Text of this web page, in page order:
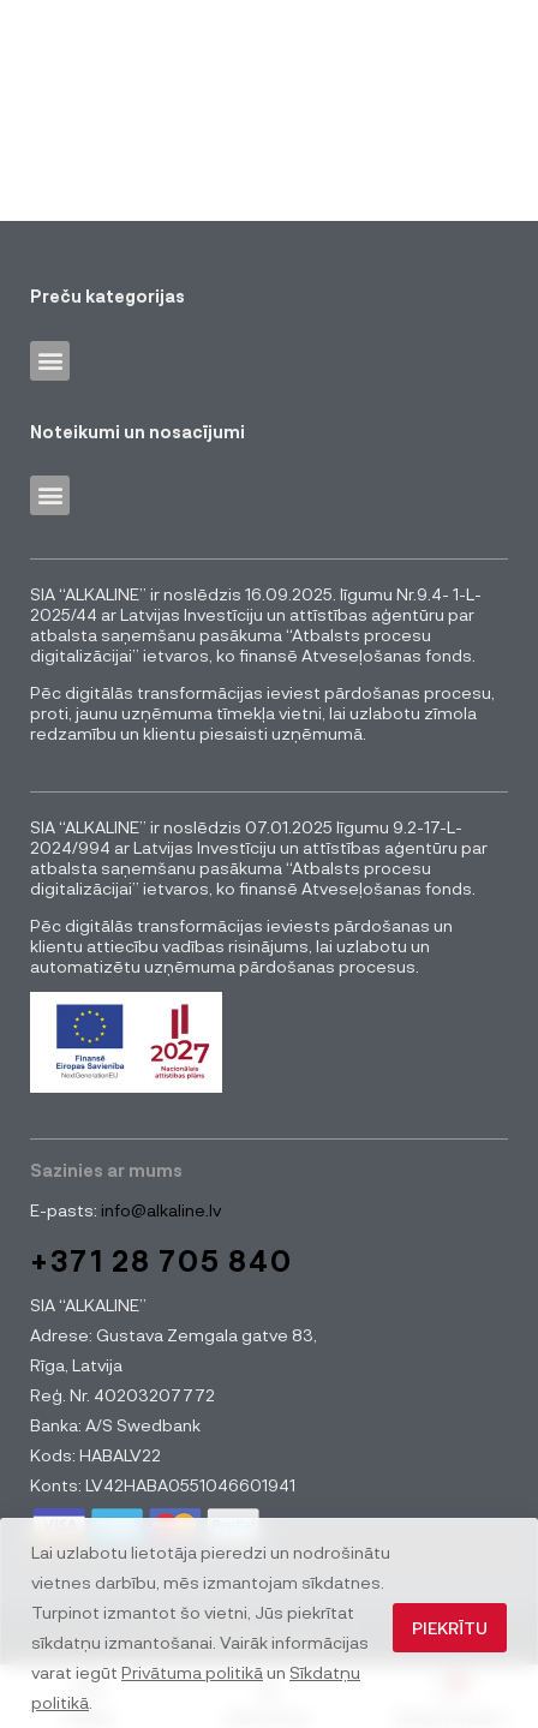
Lai uzlabotu lietotāja pieredzi un nodrošinātu
vietnes darbību, mēs izmantojam sīkdatnes.
Turpinot izmantot šo vietni, Jūs piekrītat
sīkdatņu izmantošanai. Vairāk informācijas
varat iegūt Privātuma politikā un Sīkdatņu
politikā
PIEKRĪTU
Preču kategorijas
Noteikumi un nosacījumi
SIA “ALKALINE” ir noslēdzis 16.09.2025. līgumu Nr.9.4- 1-L-
2025/44 ar Latvijas Investīciju un attīstības aģentūru par
atbalsta saņemšanu pasākuma “Atbalsts procesu
digitalizācijai” ietvaros, ko finansē Atveseļošanas fonds.
Pēc digitālās transformācijas ieviest pārdošanas procesu,
proti, jaunu uzņēmuma tīmekļa vietni, lai uzlabotu zīmola
redzamību un klientu piesaisti uzņēmumā.
SIA “ALKALINE” ir noslēdzis 07.01.2025 līgumu 9.2-17-L-
2024/994 ar Latvijas Investīciju un attīstības aģentūru par
atbalsta saņemšanu pasākuma “Atbalsts procesu
digitalizācijai” ietvaros, ko finansē Atveseļošanas fonds.
Pēc digitālās transformācijas ieviests pārdošanas un
klientu attiecību vadības risinājums, lai uzlabotu un
automatizētu uzņēmuma pārdošanas procesus.
Sazinies ar mums
E-pasts: info@alkaline.lv
+371 28 705 840
SIA “ALKALINE”
Adrese: Gustava Zemgala gatve 83,
Rīga, Latvija
Reģ. Nr. 40203207772
Banka: A/S Swedbank
Kods: HABALV22
Konts: LV42HABA0551046601941
© All rights reserved